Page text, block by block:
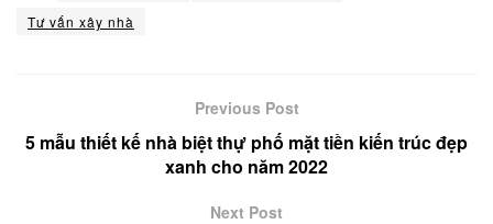
Tư vấn xây nhà
Previous Post
5 mẫu thiết kế nhà biệt thự phố mặt tiền kiến trúc đẹp
xanh cho năm 2022
Next Post